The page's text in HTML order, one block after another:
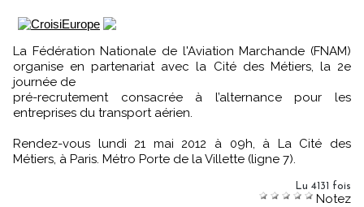
La Fédération Nationale de l'Aviation Marchande (FNAM)
organise en partenariat avec la Cité des Métiers, la 2e
journée de
pré-recrutement consacrée à l’alternance pour les
entreprises du transport aérien.
Rendez-vous lundi 21 mai 2012 à 09h, à La Cité des
Métiers, à Paris. Métro Porte de la Villette (ligne 7).
Lu 4131 fois
Notez